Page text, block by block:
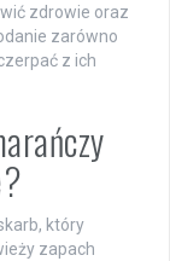
zdrowie oraz
zarówno
z ich
który
zapach